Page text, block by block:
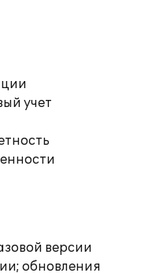
учет
версии
обновления